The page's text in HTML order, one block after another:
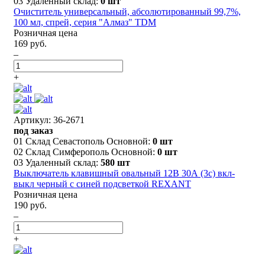
Очиститель универсальный, абсолютированный 99,7%,
100 мл, спрей, серия "Алмаз" TDM
Розничная цена
169 руб.
–
+
Артикул: 36-2671
под заказ
01 Склад Севастополь Основной: 0 шт
02 Склад Симферополь Основной: 0 шт
03 Удаленный склад: 580 шт
Выключатель клавишный овальный 12В 30А (3с) вкл-
выкл черный с синей подсветкой REXANT
Розничная цена
190 руб.
–
+